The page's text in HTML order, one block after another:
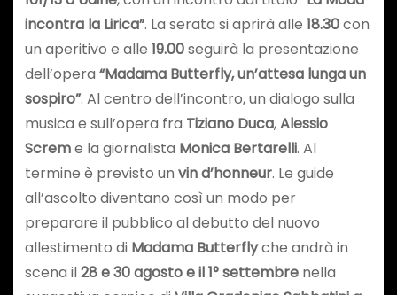
incontra la Lirica”. La serata si aprirà alle 18.30con
un aperitivo e alle 19.00seguirà la presentazione
dell’opera “Madama Butterfly, un’attesa lunga un
sospiro”. Al centro dell’incontro, un dialogo sulla
musica e sull’opera fra Tiziano Duca,Alessio
Screme la giornalista Monica Bertarelli. Al
termine è previsto un vin d’honneur. Le guide
all’ascolto diventano così un modo per
preparare il pubblico al debutto del nuovo
allestimento di Madama Butterflyche andrà in
scena il28 e 30 agosto e il 1° settembrenella